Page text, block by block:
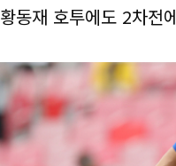
황동재 호투에도 2차전